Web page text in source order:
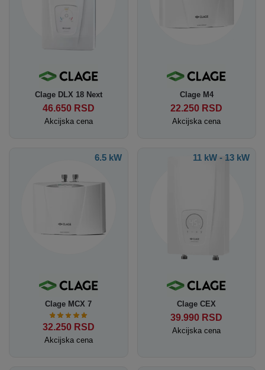
Clage DLX 18 Next
46.650 RSD
Akcijska cena
Clage M4
22.250 RSD
Akcijska cena
6.5 kW
Clage MCX 7
32.250 RSD
Akcijska cena
11 kW - 13 kW
Clage CEX
39.990 RSD
Akcijska cena